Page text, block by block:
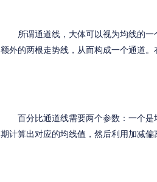
所谓通道线，大体可以视为均线的一
额外的两根走势线，从而构成一个通道
百分比通道线需要两个参数：一个是
期计算出对应的均线值，然后利用加减偏